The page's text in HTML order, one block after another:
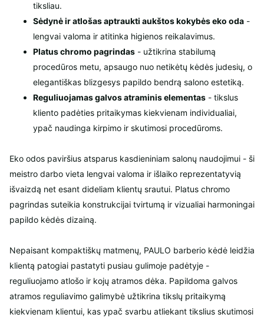
tiksliau.
Sėdynė ir atlošas aptraukti aukštos kokybės eko oda -
lengvai valoma ir atitinka higienos reikalavimus.
Platus chromo pagrindas - užtikrina stabilumą
procedūros metu, apsaugo nuo netikėtų kėdės judesių, o
elegantiškas blizgesys papildo bendrą salono estetiką.
Reguliuojamas galvos atraminis elementas - tikslus
kliento padėties pritaikymas kiekvienam individualiai,
ypač naudinga kirpimo ir skutimosi procedūroms.
Eko odos paviršius atsparus kasdieniniam salonų naudojimui - ši
meistro darbo vieta lengvai valoma ir išlaiko reprezentatyvią
išvaizdą net esant dideliam klientų srautui. Platus chromo
pagrindas suteikia konstrukcijai tvirtumą ir vizualiai harmoningai
papildo kėdės dizainą.
Nepaisant kompaktiškų matmenų, PAULO barberio kėdė leidžia
klientą patogiai pastatyti pusiau gulimoje padėtyje -
reguliuojamo atlošo ir kojų atramos dėka. Papildoma galvos
atramos reguliavimo galimybė užtikrina tikslų pritaikymą
kiekvienam klientui, kas ypač svarbu atliekant tikslius skutimosi